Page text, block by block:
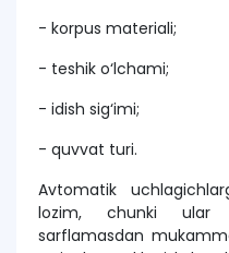
- korpus materiali;
- teshik o‘lchami;
- idish sig‘imi;
- quvvat turi.
Avtomatik
lozim, chunki ular
sarflamasdan